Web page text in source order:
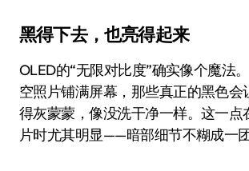
黑得下去，也亮得起来
OLED的“无限对比度”确实像个魔法
空照片铺满屏幕，那些真正的黑色会
得灰蒙蒙，像没洗干净一样。这一点
片时尤其明显——暗部细节不糊成一团